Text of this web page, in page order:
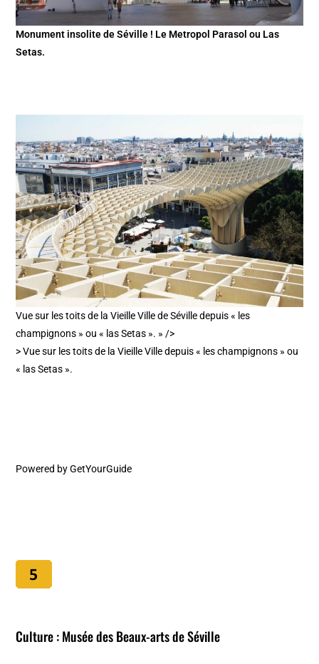
Monument insolite de Séville ! Le Metropol Parasol ou Las
Setas.
Vue sur les toits de la Vieille Ville de Séville depuis « les
champignons » ou « las Setas ». » />
> Vue sur les toits de la Vieille Ville depuis « les champignons » ou
« las Setas ».
Powered byGetYourGuide
Culture : Musée des Beaux-arts de Séville